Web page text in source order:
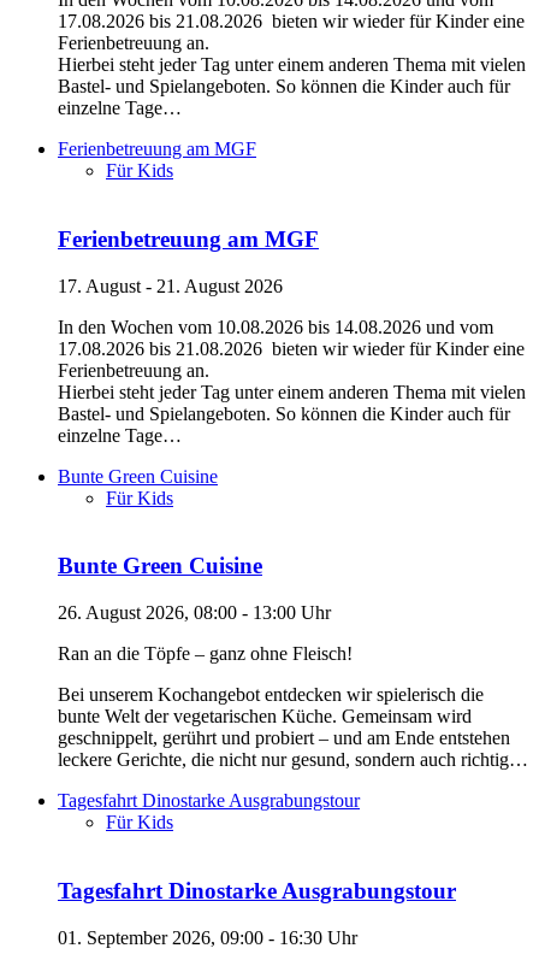
17.08.2026 bis 21.08.2026 bieten wir wieder für Kinder eine
Ferienbetreuung an.
Hierbei steht jeder Tag unter einem anderen Thema mit vielen
Bastel- und Spielangeboten. So können die Kinder auch für
einzelne Tage…
Ferienbetreuung am MGF
Für Kids
Ferienbetreuung am MGF
17. August - 21. August 2026
In den Wochen vom 10.08.2026 bis 14.08.2026 und vom
17.08.2026 bis 21.08.2026 bieten wir wieder für Kinder eine
Ferienbetreuung an.
Hierbei steht jeder Tag unter einem anderen Thema mit vielen
Bastel- und Spielangeboten. So können die Kinder auch für
einzelne Tage…
Bunte Green Cuisine
Für Kids
Bunte Green Cuisine
26. August 2026, 08:00 - 13:00 Uhr
Ran an die Töpfe – ganz ohne Fleisch!
Bei unserem Kochangebot entdecken wir spielerisch die
bunte Welt der vegetarischen Küche. Gemeinsam wird
geschnippelt, gerührt und probiert – und am Ende entstehen
leckere Gerichte, die nicht nur gesund, sondern auch richtig…
Tagesfahrt Dinostarke Ausgrabungstour
Für Kids
Tagesfahrt Dinostarke Ausgrabungstour
01. September 2026, 09:00 - 16:30 Uhr